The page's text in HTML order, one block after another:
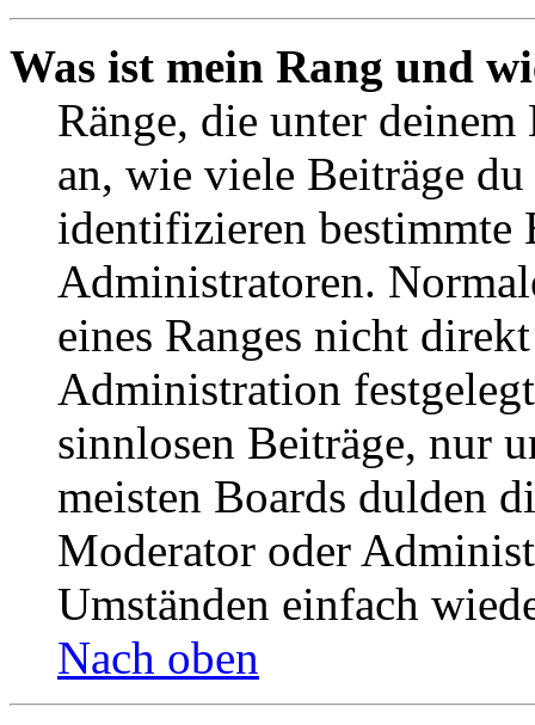
Was ist mein Rang und
Ränge, die unter deinem
an, wie viele Beiträge
identifizieren bestimmte
Administratoren.
eines Ranges nicht
Administration
sinnlosen Beiträge, nur
meisten Boards dulden
Moderator oder
Umständen einfach
Nach oben